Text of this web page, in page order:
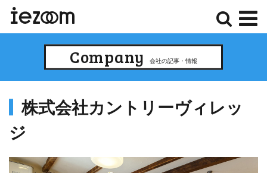
ュ
Company 会社の記事・情報
株式会社カントリーヴィレッ
ジ